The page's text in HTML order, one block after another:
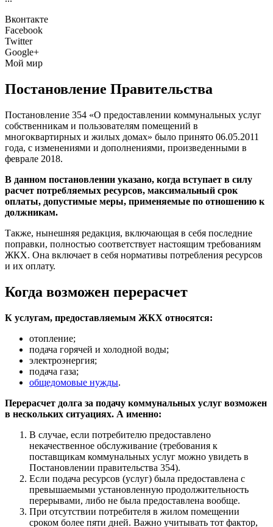
Вконтакте
Facebook
Twitter
Google+
Мой мир
Постановление Правительства
Постановление 354 «О предоставлении коммунальных услуг
собственникам и пользователям помещений в
многоквартирных и жилых домах» было принято 06.05.2011
года, с изменениями и дополнениями, произведенными в
феврале 2018.
В данном постановлении указано, когда вступает в силу
расчет потребляемых ресурсов, максимальный срок
оплаты, допустимые меры, применяемые по отношению к
должникам.
Также, нынешняя редакция, включающая в себя последние
поправки, полностью соответствует настоящим требованиям
ЖКХ. Она включает в себя нормативы потребления ресурсов
и их оплату.
Когда возможен перерасчет
К услугам, предоставляемым ЖКХ относятся:
отопление;
подача горячей и холодной воды;
электроэнергия;
подача газа;
общедомовые нужды.
Перерасчет долга за подачу коммунальных услуг возможен
в нескольких ситуациях. А именно:
В случае, если потребителю предоставлено
некачественное обслуживание (требования к
поставщикам коммунальных услуг можно увидеть в
Постановлении правительства 354).
Если подача ресурсов (услуг) была предоставлена с
превышаемыми установленную продолжительность
перерывами, либо не была предоставлена вообще.
При отсутствии потребителя в жилом помещении
сроком более пяти дней. Важно учитывать тот фактор,